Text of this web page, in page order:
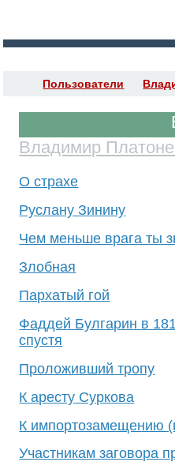
Пользователи
Владимир
О страхе
Руслану Зинину
Чем меньше врага ты
Злобная
Пархатый гой
Фаддей Булгарин в
спустя
Проложивший тропу
К аресту Суркова
К импортозамещению
Участникам заговора